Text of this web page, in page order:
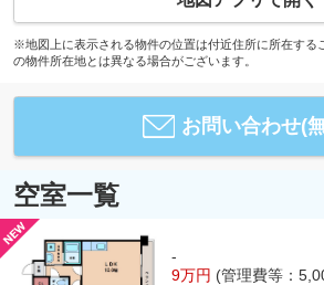
※地図上に表示される物件の位置は付近住所に所在する
の物件所在地とは異なる場合がございます。
お問い合わせ(
空室一覧
-
9万円 (管理費等：